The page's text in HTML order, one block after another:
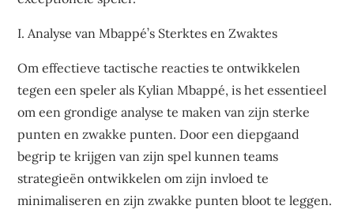
I. Analyse van Mbappé’s Sterktes en Zwaktes
Om effectieve tactische reacties te ontwikkelen
tegen een speler als Kylian Mbappé, is het essentieel
om een grondige analyse te maken van zijn sterke
punten en zwakke punten. Door een diepgaand
begrip te krijgen van zijn spel kunnen teams
strategieën ontwikkelen om zijn invloed te
minimaliseren en zijn zwakke punten bloot te leggen.